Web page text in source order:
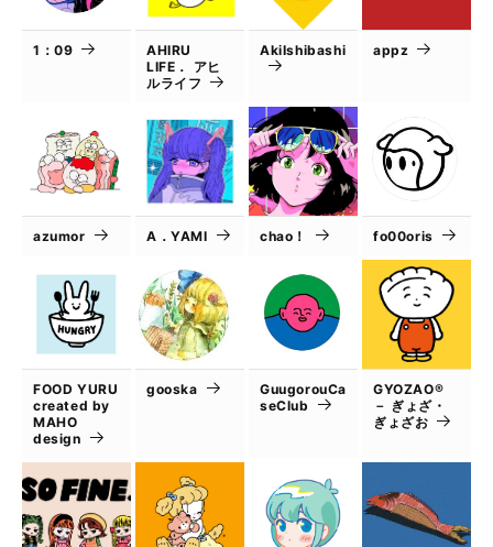
1：09
AHIRU
LIFE． アヒ
ルライフ
AkiIshibashi appz
azumor A．YAMI chao！ fo00oris
FOOD YURU
created by
MAHO
design
gooska
GuugorouCa
seClub
GYOZAO®
－ ぎょざ・
ぎょざお